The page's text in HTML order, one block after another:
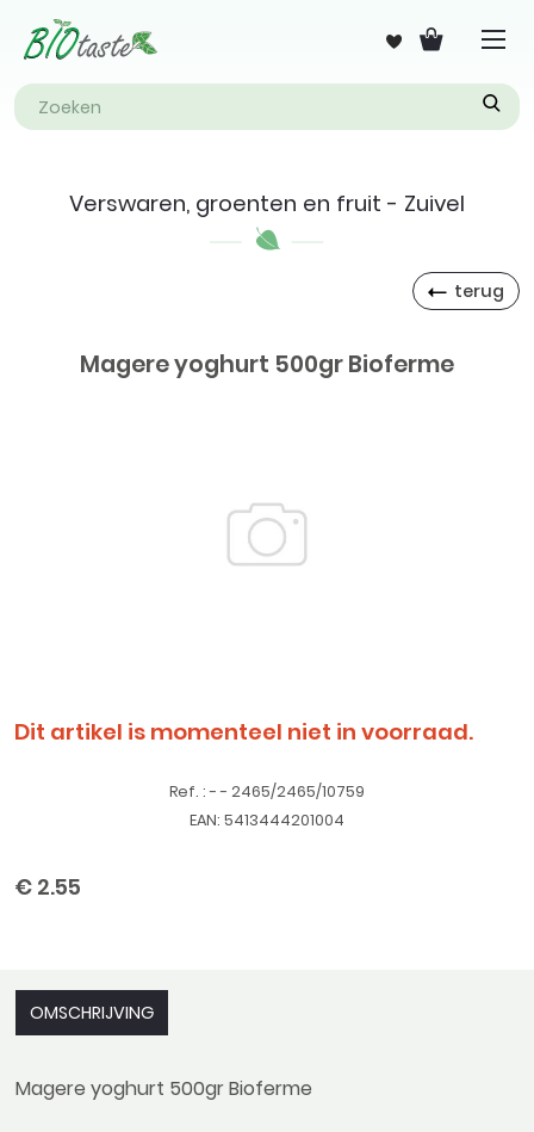
Verswaren, groenten en fruit - Zuivel
terug
Magere yoghurt 500gr Bioferme
Dit artikel is momenteel niet in voorraad.
Ref. : - - 2465/2465/10759
EAN: 5413444201004
€ 2.55
OMSCHRIJVING
Magere yoghurt 500gr Bioferme